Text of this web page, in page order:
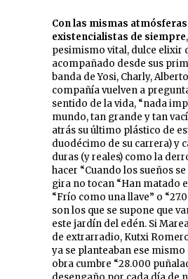
Con las mismas atmósferas
existencialistas de siempre
pesimismo vital, dulce elixir
acompañado desde sus
banda de Yosi, Charly,
compañía vuelven a
sentido de la vida, “nada
mundo, tan grande y tan
atrás su último plástico de
duodécimo de su carrera) y
duras (y reales) como la
hacer “Cuando los sueños se
gira no tocan “Han matado
“Frío como una llave” o
son los que se supone que
este jardín del edén. Si
de extrarradio, Kutxi
ya se planteaban ese
obra cumbre “28.000